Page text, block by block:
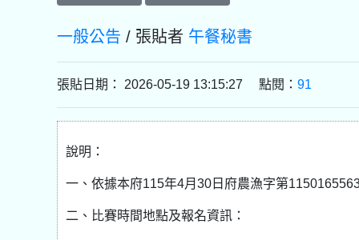
一般公告 / 張貼者 午餐秘書
張貼日期： 2026-05-19 13:15:27 點閱： 91
說明：
一、依據本府115年4月30日府農漁字第
二、比賽時間地點及報名資訊：